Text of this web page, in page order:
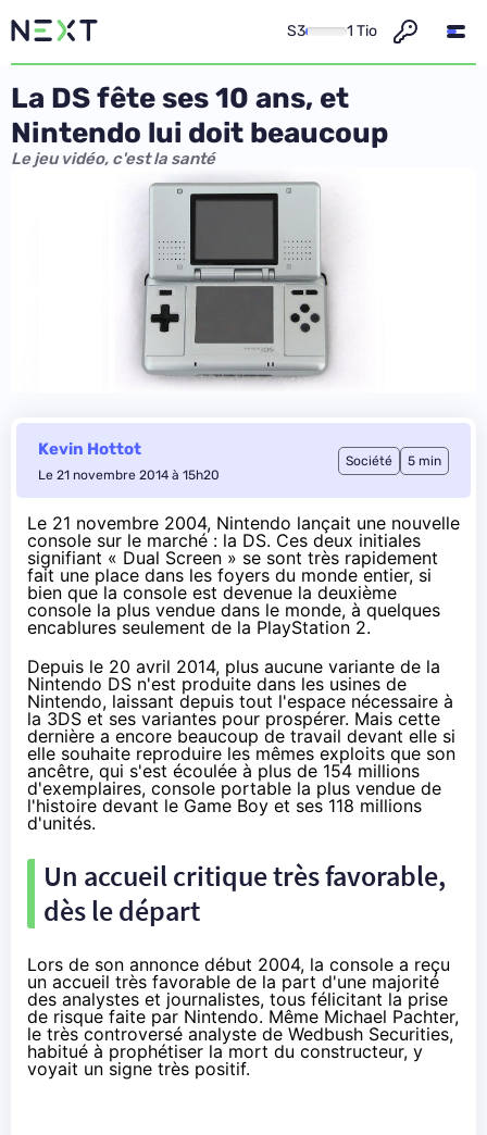
S3 1 Tio
La DS fête ses 10 ans, et
Nintendo lui doit beaucoup
Le jeu vidéo, c'est la santé
Kevin Hottot
Le 21 novembre 2014 à 15h20
Société 5 min
Le 21 novembre 2004, Nintendo lançait une nouvelle
console sur le marché : la DS. Ces deux initiales
signifiant « Dual Screen » se sont très rapidement
fait une place dans les foyers du monde entier, si
bien que la console est devenue la deuxième
console la plus vendue dans le monde, à quelques
encablures seulement de la PlayStation 2.
Depuis le 20 avril 2014, plus aucune variante de la
Nintendo DS n'est produite dans les usines de
Nintendo, laissant depuis tout l'espace nécessaire à
la 3DS et ses variantes pour prospérer. Mais cette
dernière a encore beaucoup de travail devant elle si
elle souhaite reproduire les mêmes exploits que son
ancêtre, qui s'est écoulée à plus de 154 millions
d'exemplaires, console portable la plus vendue de
l'histoire devant le Game Boy et ses 118 millions
d'unités.
Un accueil critique très favorable,
dès le départ
Lors de son annonce début 2004, la console a reçu
un accueil très favorable de la part d'une majorité
des analystes et journalistes, tous félicitant la prise
de risque faite par Nintendo. Même Michael Pachter,
le très controversé analyste de Wedbush Securities,
habitué à prophétiser la mort du constructeur, y
voyait un signe très positif.